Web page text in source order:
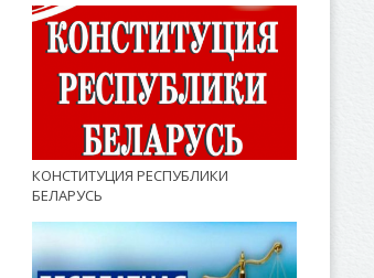
КОНСТИТУЦИЯ РЕСПУБЛИКИ
БЕЛАРУСЬ